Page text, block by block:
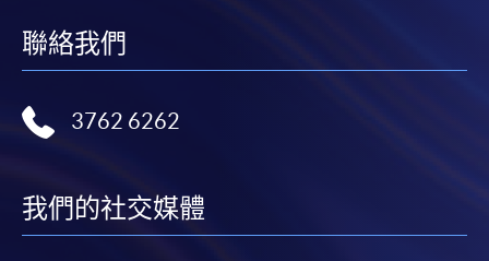
（3）付款的網關在完成網上付款時出現的故障、失靈、或失
誤；（4）任何由付款的網關引起或與付款的網關相關的原
聯絡我們
3762 6262
我們的社交媒體